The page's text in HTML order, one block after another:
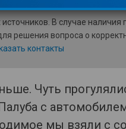
В случае наличия
решения вопроса о
контакты
Чуть
с
мы взяли с